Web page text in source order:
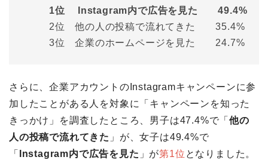
1位 Instagram内で広告を見た 49.4%
2位 他の人の投稿で流れてきた 35.4%
3位 企業のホームページを見た 24.7%
さらに、企業アカウントのInstagramキャンペーンに参
加したことがある人を対象に「キャンペーンを知った
きっかけ」を調査したところ、男子は47.4%で「他の
人の投稿で流れてきた 」が、女子は49.4%で
「
Instagram内で広告を見た 」が第1位 となりました。